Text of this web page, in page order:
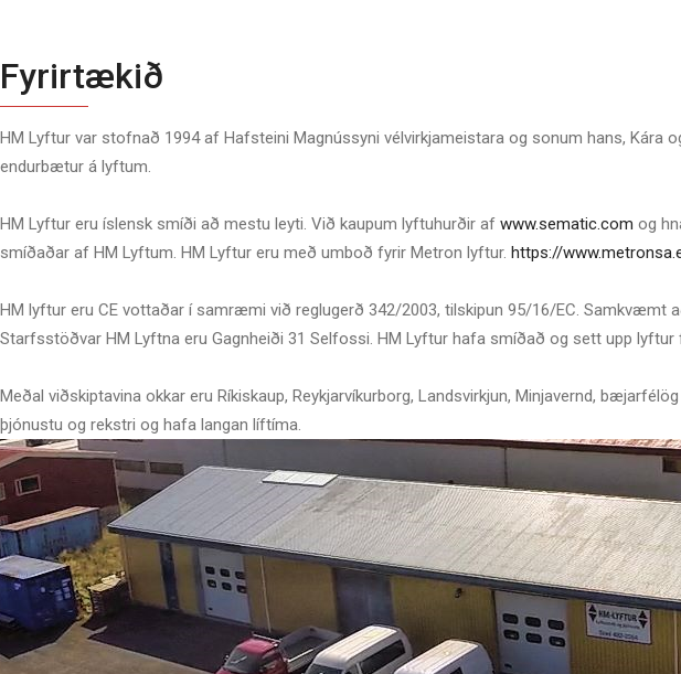
Fyrirtækið
HM Lyftur var stofnað 1994 af Hafsteini Magnússyni vélvirkjameistara og sonum hans,
endurbætur á lyftum.
HM Lyftur eru íslensk smíði að mestu leyti. Við kaupum lyftuhurðir af www.sematic.com og
smíðaðar af HM Lyftum. HM Lyftur eru með umboð fyrir Metron lyftur. https://
HM lyftur eru CE vottaðar í samræmi við reglugerð 342/2003, tilskipun 95/16/EC. Samkvæmt
Starfsstöðvar HM Lyftna eru Gagnheiði 31 Selfossi. HM Lyftur hafa smíðað og sett upp
Meðal viðskiptavina okkar eru Ríkiskaup, Reykjarvíkurborg, Landsvirkjun, Minjavernd,
þjónustu og rekstri og hafa langan líftíma.